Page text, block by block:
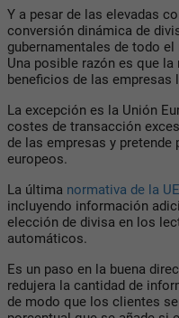
Y a pesar de las elevadas
conversión dinámica de
gubernamentales de todo
Una posible razón es que
beneficios de las empresas
La excepción es la Unión
costes de transacción
de las empresas y
europeos.
La última normativa de la UE
incluyendo información
elección de divisa en los
automáticos.
Es un paso en la buena
redujera la cantidad de
de modo que los clientes